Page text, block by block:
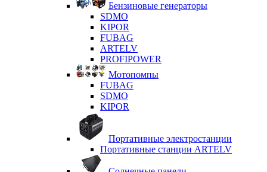
Бензиновые генераторы
SDMO
KIPOR
FUBAG
ARTELV
PROFIPOWER
Мотопомпы
FUBAG
SDMO
KIPOR
Портативные электростанции
Портативные станции ARTELV